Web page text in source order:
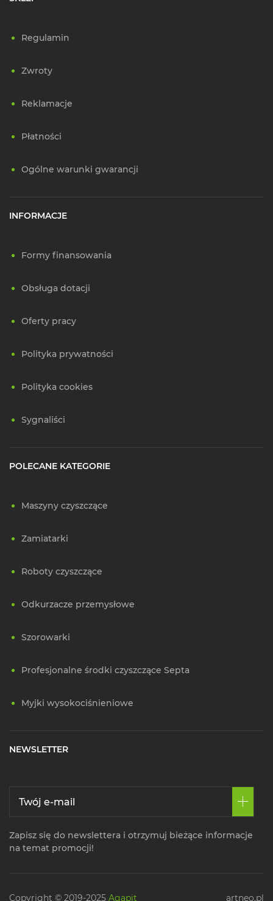
Regulamin
Zwroty
Reklamacje
Płatności
Ogólne warunki gwarancji
INFORMACJE
Formy finansowania
Obsługa dotacji
Oferty pracy
Polityka prywatności
Polityka cookies
Sygnaliści
POLECANE KATEGORIE
Maszyny czyszczące
Zamiatarki
Roboty czyszczące
Odkurzacze przemysłowe
Szorowarki
Profesjonalne środki czyszczące Septa
Myjki wysokociśnieniowe
NEWSLETTER
Zapisz się do newslettera i otrzymuj bieżące informacje
na temat promocji!
Copyright © 2019-2025 Agapit artneo.pl